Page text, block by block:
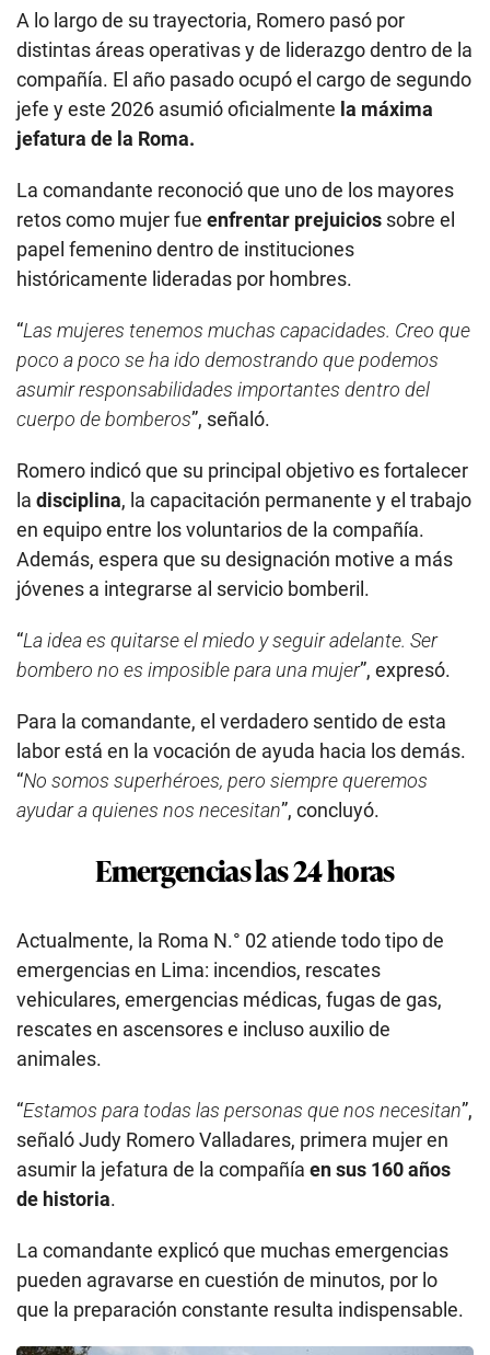
A lo largo de su trayectoria, Romero pasó por
distintas áreas operativas y de liderazgo dentro de la
compañía. El año pasado ocupó el cargo de segundo
jefe y este 2026 asumió oficialmente la máxima
jefatura de la Roma.
La comandante reconoció que uno de los mayores
retos como mujer fue enfrentar prejuicios sobre el
papel femenino dentro de instituciones
históricamente lideradas por hombres.
“Las mujeres tenemos muchas capacidades. Creo que
poco a poco se ha ido demostrando que podemos
asumir responsabilidades importantes dentro del
cuerpo de bomberos”, señaló.
Romero indicó que su principal objetivo es fortalecer
la disciplina, la capacitación permanente y el trabajo
en equipo entre los voluntarios de la compañía.
Además, espera que su designación motive a más
jóvenes a integrarse al servicio bomberil.
“La idea es quitarse el miedo y seguir adelante. Ser
bombero no es imposible para una mujer”, expresó.
Para la comandante, el verdadero sentido de esta
labor está en la vocación de ayuda hacia los demás.
“No somos superhéroes, pero siempre queremos
ayudar a quienes nos necesitan”, concluyó.
Emergencias las 24 horas
Actualmente, la Roma N.° 02 atiende todo tipo de
emergencias en Lima: incendios, rescates
vehiculares, emergencias médicas, fugas de gas,
rescates en ascensores e incluso auxilio de
animales.
“Estamos para todas las personas que nos necesitan”,
señaló Judy Romero Valladares, primera mujer en
asumir la jefatura de la compañía en sus 160 años
de historia.
La comandante explicó que muchas emergencias
pueden agravarse en cuestión de minutos, por lo
que la preparación constante resulta indispensable.